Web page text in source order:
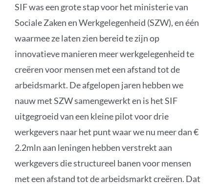
SIF was een grote stap voor het ministerie van
Sociale Zaken en Werkgelegenheid (SZW), en één
waarmee ze laten zien bereid te zijnop
innovatieve manieren meer werkgelegenheid te
creëren voor mensen met een afstand tot de
arbeidsmarkt. De afgelopen jaren hebben we
nauw metSZWsamengewerkten is het SIF
uitgegroeidvan een kleine pilot voor drie
werkgevers naar het puntwaarwe nu meer dan €
2.2mln aan leningen hebben verstrekt aan
werkgevers die structureel banen voor mensen
met een afstand tot de arbeidsmarkt creëren. Dat